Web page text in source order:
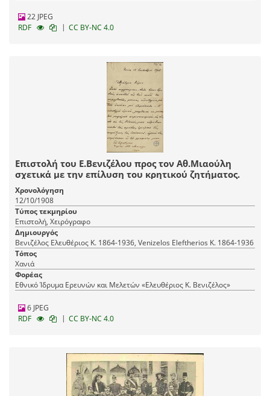
22 JPEG
RDF
| CC BY-NC 4.0
Επιστολή του Ε.Βενιζέλου προς τον Αθ.Μιαούλη
σχετικά με την επίλυση του κρητικού ζητήματος.
Χρονολόγηση
12/10/1908
Τύπος τεκμηρίου
Επιστολή, Χειρόγραφο
Δημιουργός
Βενιζέλος Ελευθέριος Κ. 1864-1936, Venizelos Eleftherios K. 1864-1936
Τόπος
Χανιά
Φορέας
Εθνικό Ίδρυμα Ερευνών και Μελετών «Ελευθέριος Κ. Βενιζέλος»
6 JPEG
RDF
| CC BY-NC 4.0